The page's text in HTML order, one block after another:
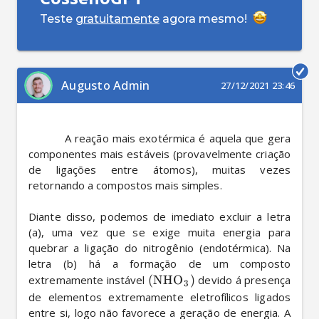
Teste gratuitamente agora mesmo!
Augusto Admin 27/12/2021 23:46
componentes mais estáveis (provavelmente criação
de ligações entre átomos), muitas vezes
retornando a compostos mais simples.
Diante disso, podemos de imediato excluir a letra
(a), uma vez que se exige muita energia para
quebrar a ligação do nitrogênio (endotérmica). Na
letra (b) há a formação de um composto
extremamente instável (NHOX
3 ) devido á presença
de elementos extremamente eletrofílicos ligados
entre si, logo não favorece a geração de energia. A